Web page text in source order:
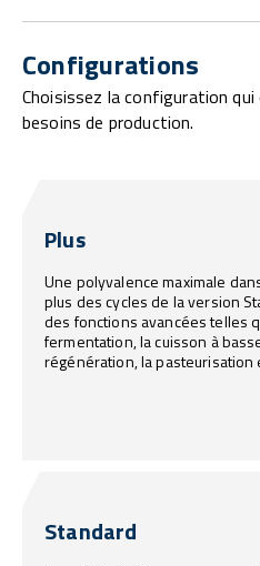
Configurations
Choisissez la configuration
besoins de production.
Plus
Une polyvalence maximale
plus des cycles de la version
des fonctions avancées telles
fermentation, la cuisson à
régénération, la pasteurisation
Standard